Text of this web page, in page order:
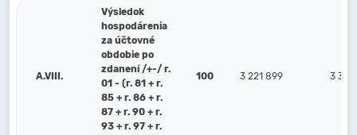
A.VIII.
Výsledok
hospodárenia
za účtovné
obdobie po
zdanení /+-/ r.
01 - (r. 81 + r.
85 + r. 86 + r.
87 + r. 90 + r.
93 + r. 97 + r.
100 3 221 899 3 356